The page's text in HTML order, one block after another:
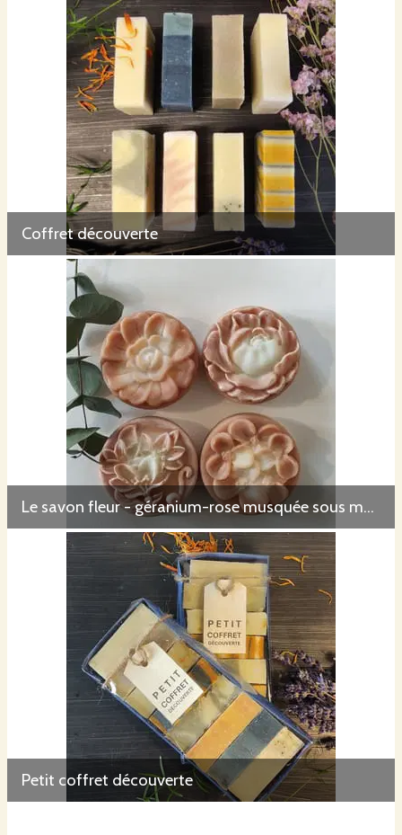
Huiles végétales bio
Huiled’olive extra vierge :
nourrit la peau et régule le système
naturel d’hydratation de la peau.
Huile vierge de noix de coco :
également ingrédient phare en
cosmétique, grâce à ses propriétés nourrissantes et réparatrices.
Produit une mousse abondante.
Huile de tournesol :
hydratant.
Huile de rose musquée :riche en vitamine A, adaptée aux peaux
sèches et mâtures.
Huile d’amande douce :important pouvoir hydratant, adaptée aux
peaux de bébé et peaux sensibles.
Macérât de calendula :anti-inflammatoire et apaisant.
Beurre de kariténourrit et renforce la fibre capillaire
huile de neem présente dans le shampoing pour chiens
Huile de ricin: stimule la pousse des cheveux
Huiles essentielles bio
Présentes dans 7 des 9 savons, et dans les shampooings, elles
apportent un parfum délicat, différent des fragrances utilisées en
Coffret découverte
Le savon fleur - géranium-rose musquée sous mention Nature et Progrès
Petit coffret découverte